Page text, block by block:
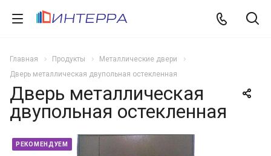
Главная Продукты
Металлические двери
Дверь металлическая двупольная остекленная
Дверь металлическая
двупольная остекленная
РЕКОМЕНДУЕМ